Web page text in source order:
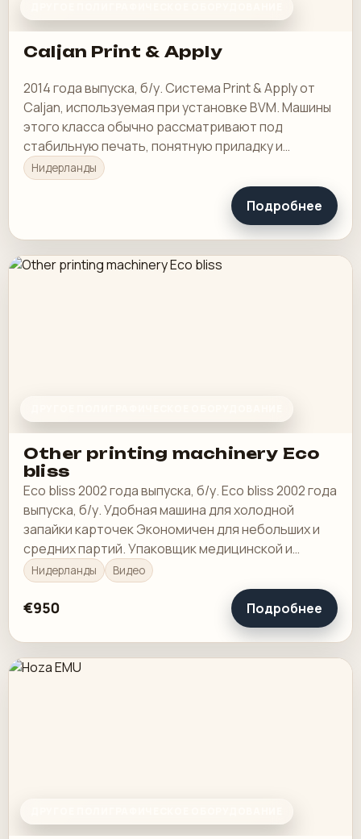
Caljan Print & Apply
2014 года выпуска, б/у. Система Print & Apply от
Caljan, используемая при установке BVM. Машины
этого класса обычно рассматривают под
стабильную печать, понятную приладку и
рабочую загрузку в смене.
Нидерланды
Подробнее
Other printing machinery Eco
bliss
Eco bliss 2002 года выпуска, б/у. Eco bliss 2002 года
выпуска, б/у. Удобная машина для холодной
запайки карточек Экономичен для небольших и
средних партий. Упаковщик медицинской и
розничной упаковки с одной станцией
челночного…
Нидерланды Видео
€950 Подробнее